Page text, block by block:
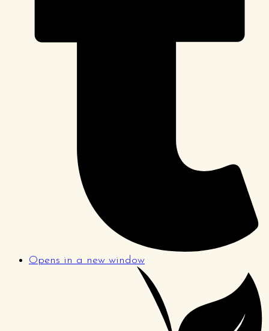
Opens in a new window